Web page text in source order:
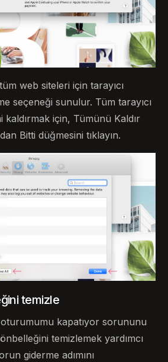
web siteleri için tarayıcı
seçeneği sunulur. Tüm tarayıcı
kaldırmak için, Tümünü Kaldır
Bitti düğmesini tıklayın.
temizle
kapatıyor sorununu
temizlemek yardımcı
giderme adımını